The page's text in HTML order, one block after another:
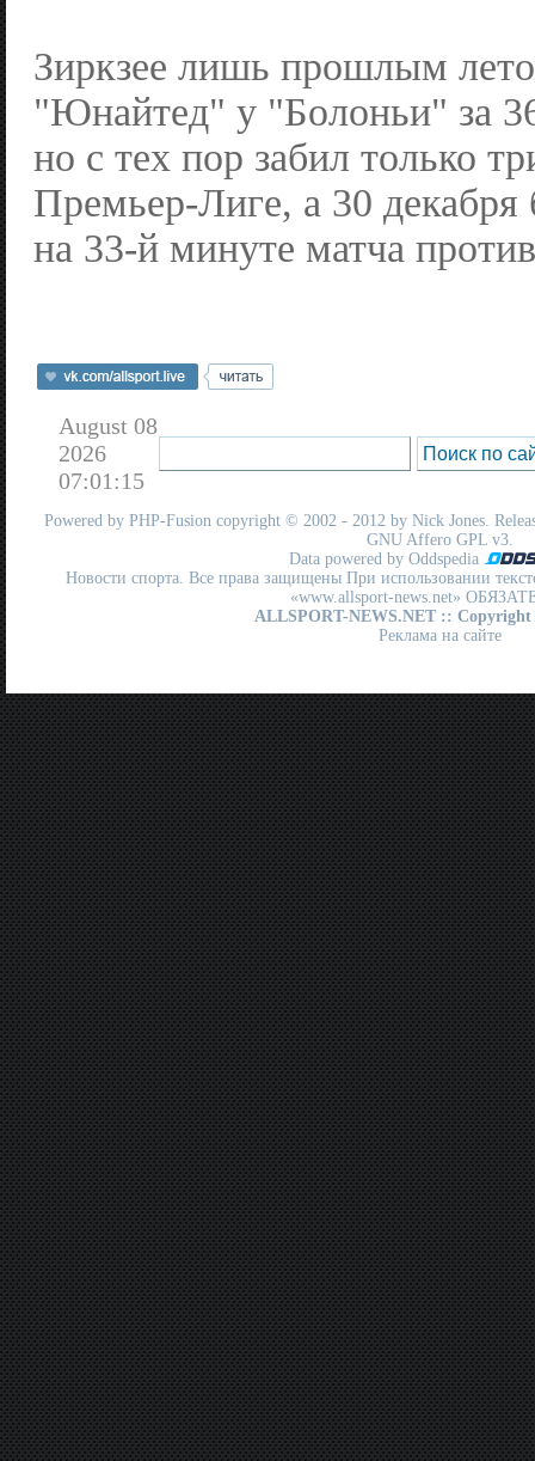
Зиркзее лишь прошлым
"Юнайтед" у "Болоньи" за
но с тех пор забил только
Премьер-Лиге, а 30
на 33-й минуте матча
August 08
2026
07:01:15
Powered by PHP-Fusion copyright © 2002 - 2012 by Nick Jones.
GNU Affero GPL v3.
Data powered by Oddspedia
Новости спорта. Все права защищены При использовании
«www.allsport-news.net»
ALLSPORT-NEWS.NET :: Copyright
Реклама на сайте